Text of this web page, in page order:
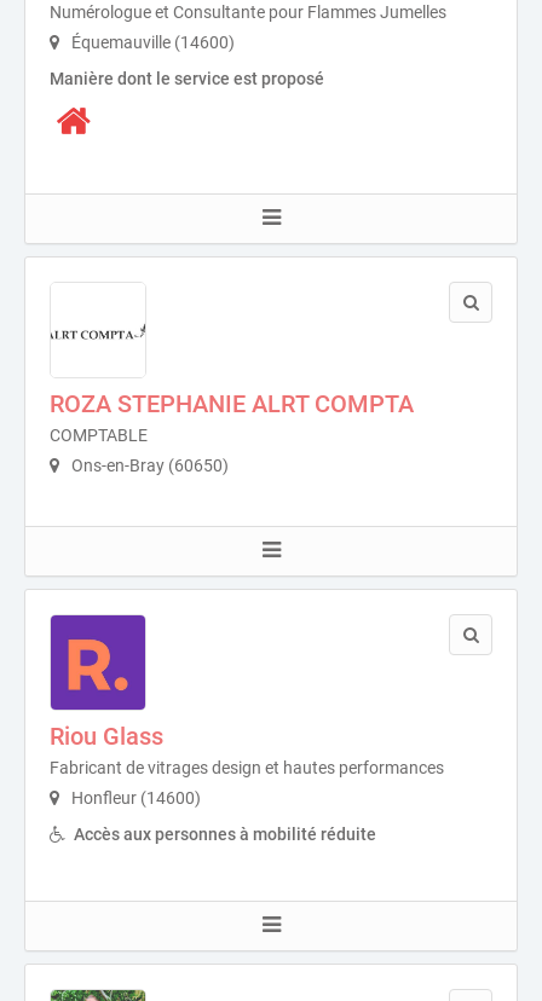
Numérologue et Consultante pour Flammes Jumelles
Équemauville (14600)
Manière dont le service est proposé
ROZA STEPHANIE ALRT COMPTA
COMPTABLE
Ons-en-Bray (60650)
Riou Glass
Fabricant de vitrages design et hautes performances
Honfleur (14600)
Accès aux personnes à mobilité réduite